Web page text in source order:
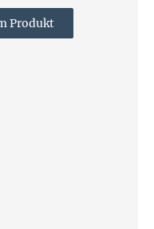
Produkt